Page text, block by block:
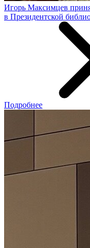
Игорь Максимцев
в Президентской
Подробнее